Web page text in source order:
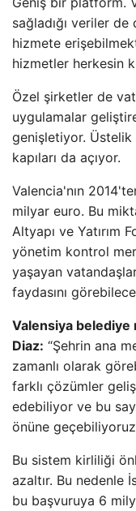
sağladığı veriler
hizmete
hizmetler herkesin
Özel şirketler de
uygulamalar
genişletiyor.
kapıları da açıyor.
Valencia'nın
milyar euro. Bu
Altyapı ve Yatırım
yönetim kontrol
yaşayan
faydasını
Valensiya belediye
Diaz: “Şehrin ana
zamanlı olarak
farklı çözümler
edebiliyor ve bu
önüne
Bu sistem kirliliği
azaltır. Bu nedenle
bu başvuruya 6